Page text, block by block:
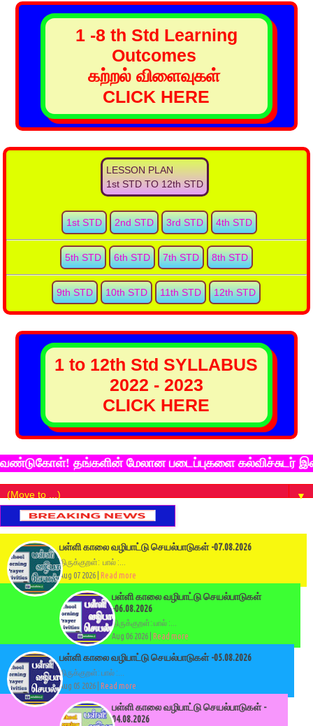
1 -8 th Std Learning
Outcomes
கற்றல் விளைவுகள்
CLICK HERE
LESSON PLAN
1st STD TO 12th STD
1st STD 2nd STD 3rd STD 4th STD
5th STD 6th STD 7th STD 8th STD
9th STD 10th STD 11th STD 12th STD
1 to 12th Std SYLLABUS
2022 - 2023
CLICK HERE
தங்களின் மேலான படைப்புகளை கல்விச்சுடர் இணைய
▼
பள்ளி காலை வழிபாட்டு செயல்பாடுகள் -07.08.2026
திருக்குறள்: பால் :...
Aug 07 2026 |
Read more
பள்ளி காலை வழிபாட்டு செயல்பாடுகள்
-06.08.2026
திருக்குறள்: பால் :...
Aug 06 2026 | Read more
பள்ளி காலை வழிபாட்டு செயல்பாடுகள் -05.08.2026
திருக்குறள்: பால் :...
Aug 05 2026 | Read more
பள்ளி காலை வழிபாட்டு செயல்பாடுகள் -
04.08.2026